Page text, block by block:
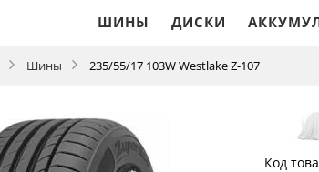
ШИНЫ ДИСКИ
Шины 235/55/17 103W Westlake Z-107
Код